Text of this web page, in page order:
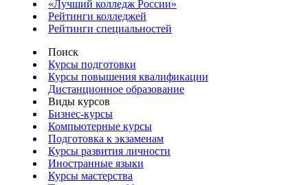
«Лучший колледж России»
Рейтинги колледжей
Рейтинги специальностей
Поиск
Курсы подготовки
Курсы повышения квалификации
Дистанционное образование
Виды курсов
Бизнес-курсы
Компьютерные курсы
Подготовка к экзаменам
Курсы развития личности
Иностранные языки
Курсы мастерства